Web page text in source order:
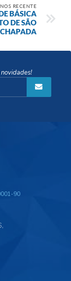
RECENTE
BÁSICA
DE SÃO
90